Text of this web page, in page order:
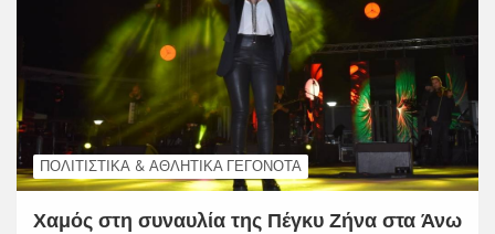
ΠΟΛΙΤΙΣΤΙΚΆ & ΑΘΛΗΤΙΚΆ ΓΕΓΟΝΌΤΑ
Χαμός στη συναυλία της Πέγκυ Ζήνα στα Άνω